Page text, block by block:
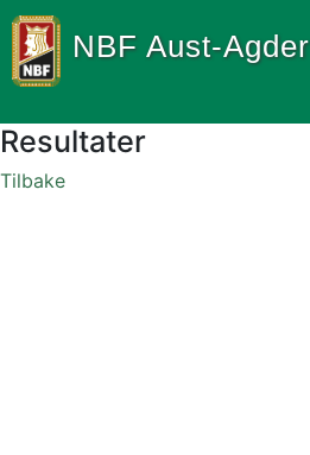
NBF Aust-Agder
Resultater
Tilbake